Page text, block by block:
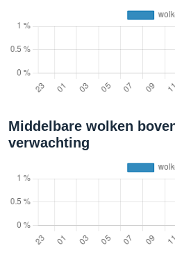
Middelbare wolken
verwachting